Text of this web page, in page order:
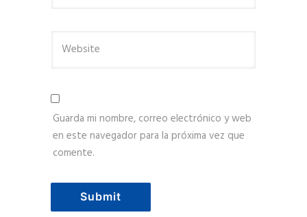
Guarda mi nombre, correo electrónico y web
en este navegador para la próxima vez que
comente.